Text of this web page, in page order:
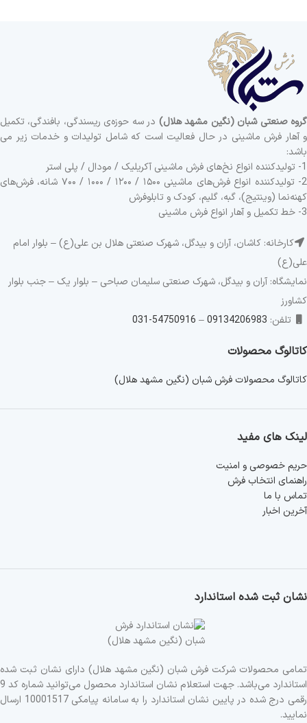
گروه صنعتی شبان (نگین مشهد هلال) در سه حوزه‌ی ریسندگی، بافندگی، تکمیل
و آهار فرش ماشینی در حال فعالیت است که شامل تولیدات و خدمات زیر می
باشد:
1- تولیدکننده انواع نخ‌های فرش ماشینی آکریلیک / مودال / پلی استر
2- تولیدکننده انواع فرش‌های ماشینی ۱۵۰۰ / ۱۲۰۰ / ۱۰۰۰ / ۷۰۰ شانه، فرش‌های
کهنه‌نما (وینتیج)، گبه، گلیم، کودک و تابلوفرش
3- خط تکمیل و آهار انواع فرش ماشینی
کارخانه: کاشان، آران و بیدگل، شهرک صنعتی هلال بن علی(ع) – بلوار امام
علی(ع)
نمایشگاه: آران و بیدگل، شهرک صنعتی سلیمان صباحی – بلوار یک – جنب بلوار
کشاورز
تلفن: 09134206983
–
54750916-031
کاتالوگ محصولات
کاتالوگ محصولات فرش شبان (نگین مشهد هلال)
لینک های مفید
حریم خصوصی و امنیت
راهنمای انتخاب فرش
تماس با ما
آخرین اخبار
نشان ثبت شده استاندارد
تمامی محصولات شرکت فرش شبان (نگین مشهد هلال) دارای نشان ثبت شده
استاندارد می‌باشد. جهت استعلام نشان استاندارد محصول می‌توانید شماره کد 9
رقمی درج شده در پایین نشان استاندارد را به سامانه پیامکی 10001517 ارسال
نمایید.